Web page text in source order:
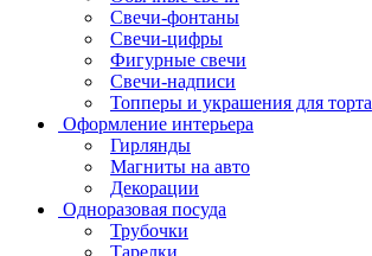
Свечи-фонтаны
Свечи-цифры
Фигурные свечи
Свечи-надписи
Топперы и украшения для торта
Оформление интерьера
Гирлянды
Магниты на авто
Декорации
Одноразовая посуда
Трубочки
Тарелки